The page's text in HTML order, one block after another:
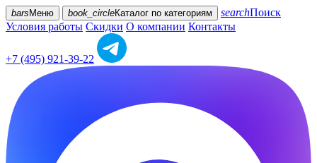
bars Меню book_circleКаталог по категориям searchПоиск
Условия работы Скидки О компании Контакты
+7 (495) 921-39-22